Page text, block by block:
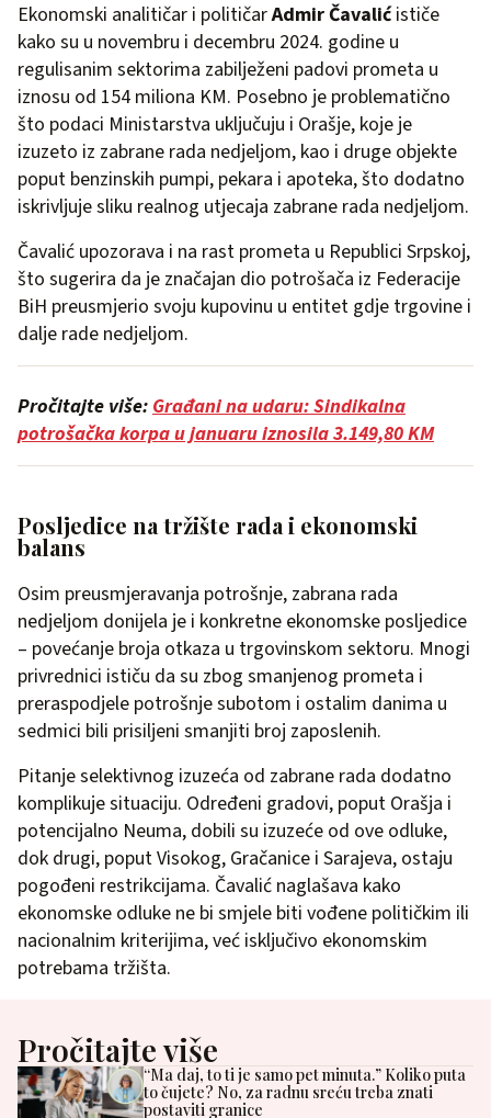
Ekonomski analitičar i političarAdmir Čavalićističe
kako su u novembru i decembru 2024. godine u
regulisanim sektorima zabilježeni padovi prometa u
iznosu od 154 miliona KM. Posebno je problematično
što podaci Ministarstva uključuju i Orašje, koje je
izuzeto iz zabrane rada nedjeljom, kao i druge objekte
poput benzinskih pumpi, pekara i apoteka, što dodatno
iskrivljuje sliku realnog utjecaja zabrane rada nedjeljom.
Čavalić upozorava i na rast prometa u Republici Srpskoj,
što sugerira da je značajan dio potrošača iz Federacije
BiH preusmjerio svoju kupovinu u entitet gdje trgovine i
dalje rade nedjeljom.
Pročitajte više:Građani na udaru: Sindikalna
potrošačka korpa u januaru iznosila 3.149,80 KM
Posljedice na tržište rada i ekonomski
balans
Osim preusmjeravanja potrošnje, zabrana rada
nedjeljom donijela je i konkretne ekonomske posljedice
– povećanje broja otkaza u trgovinskom sektoru. Mnogi
privrednici ističu da su zbog smanjenog prometa i
preraspodjele potrošnje subotom i ostalim danima u
sedmici bili prisiljeni smanjiti broj zaposlenih.
Pitanje selektivnog izuzeća od zabrane rada dodatno
komplikuje situaciju. Određeni gradovi, poput Orašja i
potencijalno Neuma, dobili su izuzeće od ove odluke,
dok drugi, poput Visokog, Gračanice i Sarajeva, ostaju
pogođeni restrikcijama. Čavalić naglašava kako
ekonomske odluke ne bi smjele biti vođene političkim ili
nacionalnim kriterijima, već isključivo ekonomskim
potrebama tržišta.
Pročitajte više
“Ma daj, to ti je samo pet minuta.” Koliko puta
to čujete? No, za radnu sreću treba znati
postaviti granice